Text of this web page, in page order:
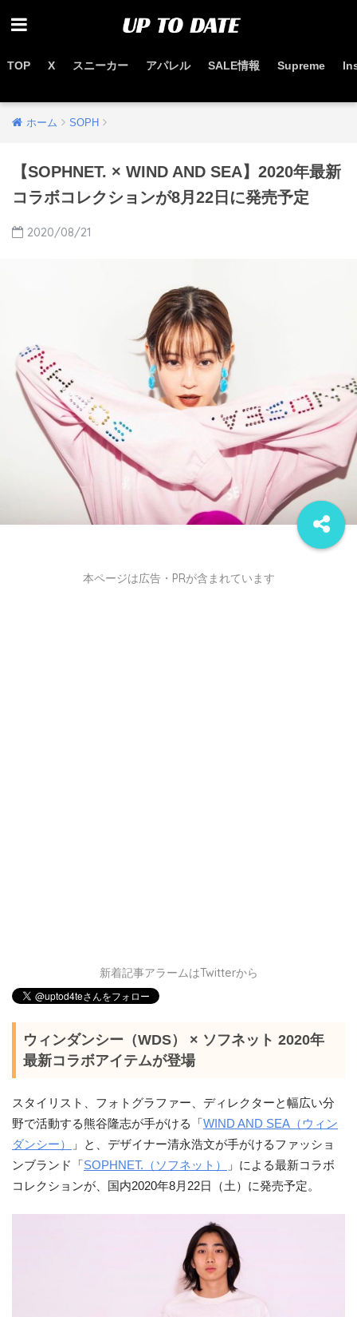
TOP X スニーカー アパレル SALE情報 Supreme
ホーム SOPH
【SOPHNET. × WIND AND SEA】2020年最新
コラボコレクションが8月22日に発売予定
2020/08/21
本ページは広告・PRが含まれています
新着記事アラームはTwitterから
ウィンダンシー（WDS） × ソフネット 2020年
最新コラボアイテムが登場
スタイリスト、フォトグラファー、ディレクターと幅広い分
野で活動する熊谷隆志が手がける「WIND AND SEA（ウィン
ダンシー）
」と、デザイナー清永浩文が手がけるファッショ
ンブランド「SOPHNET.（ソフネット）
」による最新コラボ
コレクションが、国内2020年8月22日（土）に発売予定。